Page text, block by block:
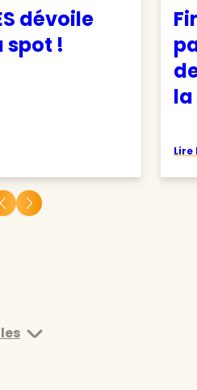
dévoile
spot !
la